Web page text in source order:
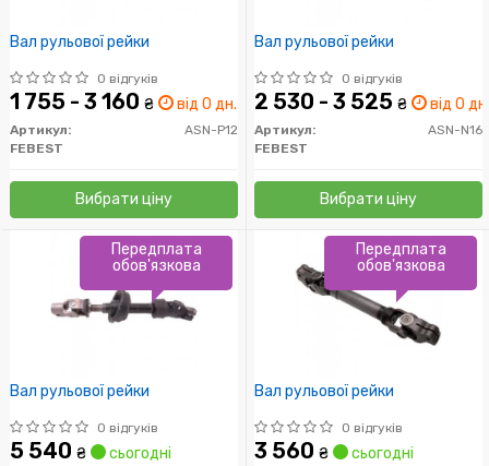
Вал рульової рейки
0 відгуків
1 755 - 3 160 ₴ від 0 дн.
Артикул:
ASN-P12
FEBEST
Вибрати ціну
Вал рульової рейки
0 відгуків
2 530 - 3 525 ₴ від 0 дн.
Артикул:
ASN-N16
FEBEST
Вибрати ціну
Вал рульової рейки
0 відгуків
5 540 ₴
сьогодні
Передплата
обов'язкова
Вал рульової рейки
0 відгуків
3 560 ₴
сьогодні
Передплата
обов'язкова